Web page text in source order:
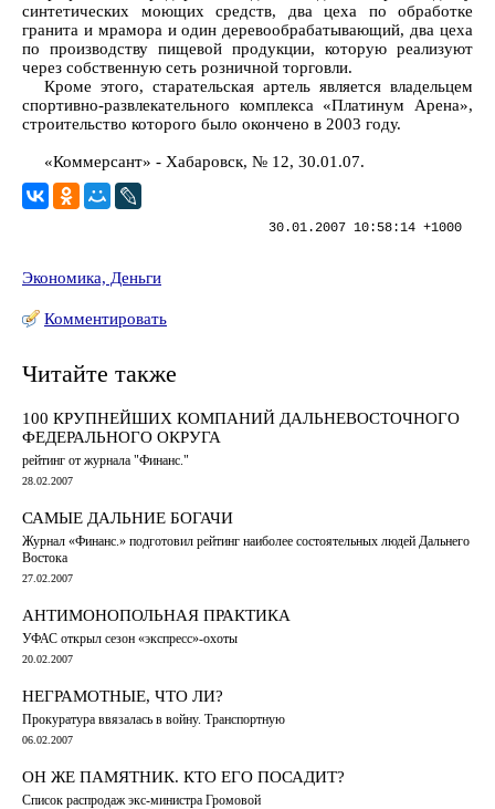
синтетических моющих средств, два цеха по обработке
гранита и мрамора и один деревообрабатывающий, два цеха
по производству пищевой продукции, которую реализуют
через собственную сеть розничной торговли.
Кроме этого, старательская артель является владельцем
спортивно-развлекательного комплекса «Платинум Арена»,
строительство которого было окончено в 2003 году.
«Коммерсант» - Хабаровск, № 12, 30.01.07.
30.01.2007 10:58:14 +1000
Экономика, Деньги
Комментировать
Читайте также
100 КРУПНЕЙШИХ КОМПАНИЙ ДАЛЬНЕВОСТОЧНОГО
ФЕДЕРАЛЬНОГО ОКРУГА
рейтинг от журнала "Финанс."
28.02.2007
САМЫЕ ДАЛЬНИЕ БОГАЧИ
Журнал «Финанс.» подготовил рейтинг наиболее состоятельных людей Дальнего
Востока
27.02.2007
АНТИМОНОПОЛЬНАЯ ПРАКТИКА
УФАС открыл сезон «экспресс»-охоты
20.02.2007
НЕГРАМОТНЫЕ, ЧТО ЛИ?
Прокуратура ввязалась в войну. Транспортную
06.02.2007
ОН ЖЕ ПАМЯТНИК. КТО ЕГО ПОСАДИТ?
Список распродаж экс-министра Громовой